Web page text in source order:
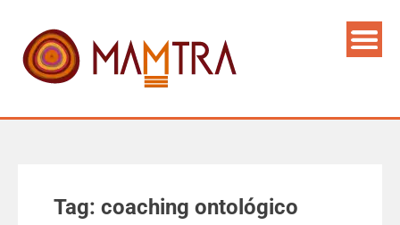
Tag: coaching ontológico